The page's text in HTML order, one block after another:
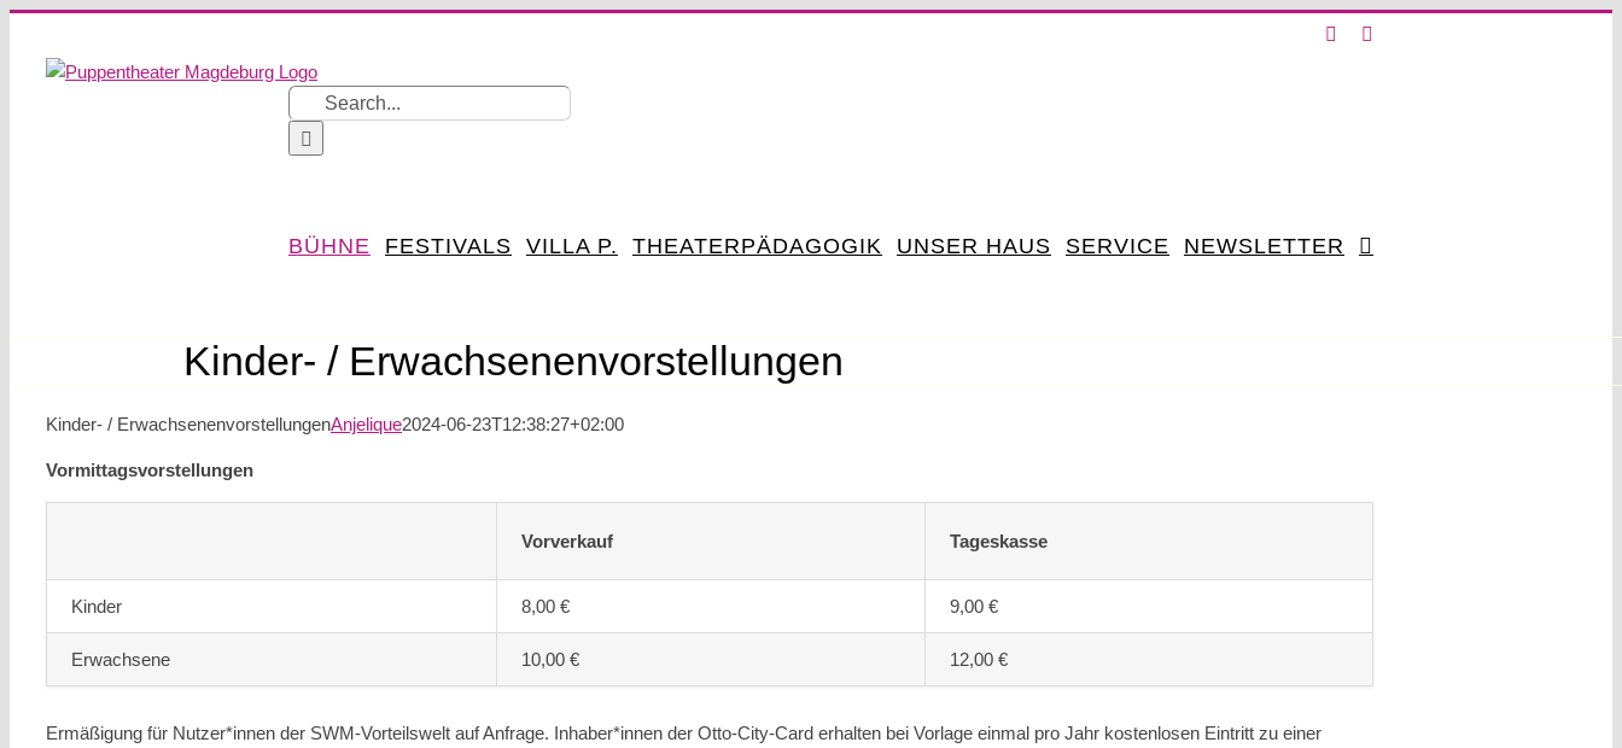
content
Search
for:
BÜHNE FESTIVALS VILLA P. THEATERPÄDAGOGIK UNSER HAUS SERVICE NEWSLETTER
Kinder- / Erwachsenenvorstellungen
Kinder- / ErwachsenenvorstellungenAnjelique2024-06-23T12:38:27+02:00
Vormittagsvorstellungen
Vorverkauf Tageskasse
Kinder 8,00 € 9,00 €
Erwachsene 10,00 € 12,00 €
Ermäßigung für Nutzer*innen der SWM-Vorteilswelt auf Anfrage. Inhaber*innen der Otto-City-Card erhalten bei Vorlage einmal pro Jahr kostenlosen Eintritt zu einer